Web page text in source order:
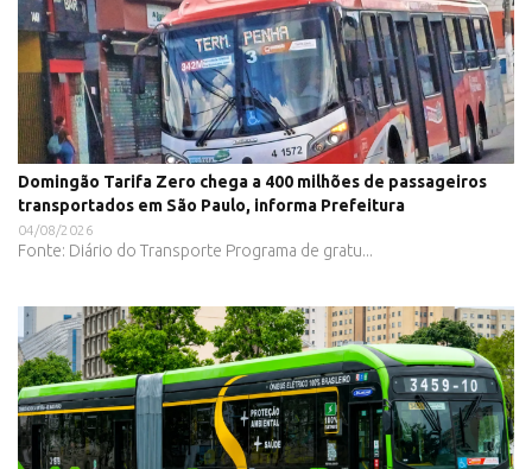
Domingão Tarifa Zero chega a 400 milhões de passageiros
transportados em São Paulo, informa Prefeitura
04/08/2026
Fonte: Diário do Transporte Programa de gratu...